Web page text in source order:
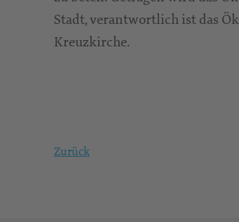
Stadt, verantwortlich ist das
Kreuzkirche.
Zurück